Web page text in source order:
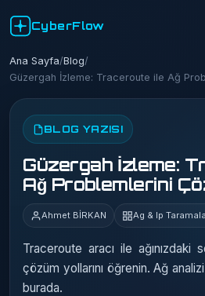
CyberFlow
Ana Sayfa/Blog/
Güzergah İzleme: Traceroute ile Ağ
BLOG YAZISI
Güzergah İzleme:
Ağ Problemlerini
Ahmet BİRKAN Ag & Ip
Traceroute aracı ile ağınızdaki
çözüm yollarını öğrenin. Ağ
burada.